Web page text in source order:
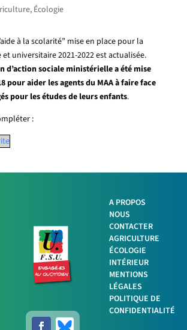
, Écologie
à la scolarité” mise en place pour la
universitaire 2021-2022 est actualisée.
d’action sociale ministérielle a été mise
pour aider les agents du MAA à faire face
pour les études de leurs enfants.
:
A PROPOS
NOUS
CONTACTER
AGRICULTURE
ÉCOLOGIE
INTÉRIEUR
MENTIONS
LÉGALES
POLITIQUE DE
CONFIDENTIALITÉ
Facebook
Twitter
LinkedIn
Imprimer